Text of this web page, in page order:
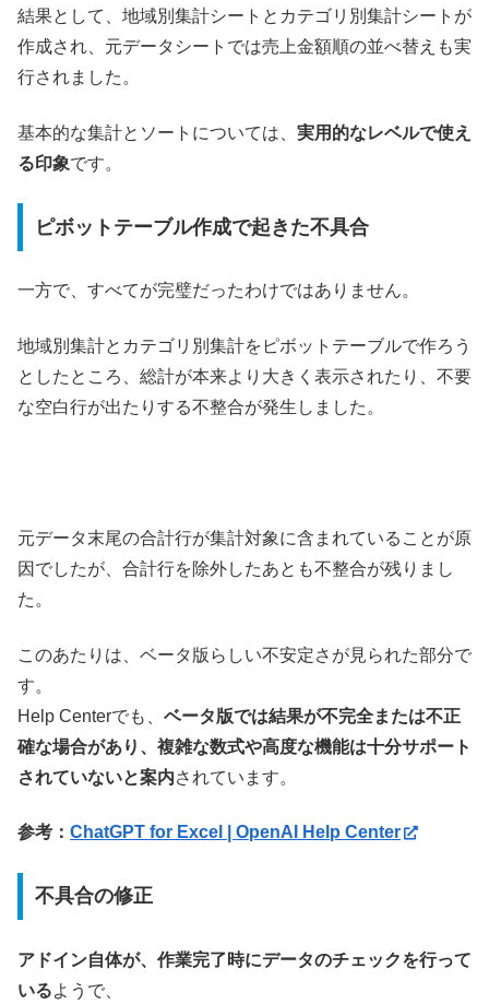
結果として、地域別集計シートとカテゴリ別集計シートが
作成され、元データシートでは売上金額順の並べ替えも実
行されました。
基本的な集計とソートについては、 実用的なレベルで使え
る印象です。
ピボットテーブル作成で起きた不具合
一方で、すべてが完璧だったわけではありません。
地域別集計とカテゴリ別集計をピボットテーブルで作ろう
としたところ、総計が本来より大きく表示されたり、不要
な空白行が出たりする不整合が発生しました。
元データ末尾の合計行が集計対象に含まれていることが原
因でしたが、合計行を除外したあとも不整合が残りまし
た。
このあたりは、ベータ版らしい不安定さが見られた部分で
す。
Help Centerでも、 ベータ版では結果が不完全または不正
確な場合があり、複雑な数式や高度な機能は十分サポート
されていないと案内されています。
参考： ChatGPT for Excel | OpenAI Help Center
不具合の修正
アドイン自体が、作業完了時にデータのチェックを行って
いるようで、